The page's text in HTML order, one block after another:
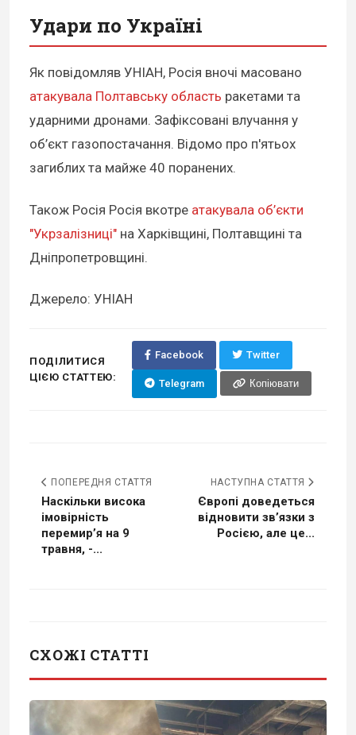
Удари по Україні
Як повідомляв УНІАН, Росія вночі масовано
атакувала Полтавську область ракетами та
ударними дронами. Зафіксовані влучання у
об’єкт газопостачання. Відомо про п'ятьох
загиблих та майже 40 поранених.
Також Росія Росія вкотре атакувала об’єкти
"Укрзалізниці" на Харківщині, Полтавщині та
Дніпропетровщині.
Джерело: УНІАН
ПОДІЛИТИСЯ
ЦІЄЮ СТАТТЕЮ:
Facebook Twitter
Telegram Копіювати
ПОПЕРЕДНЯ СТАТТЯ
Наскільки висока
імовірність
перемир’я на 9
травня, -...
НАСТУПНА СТАТТЯ
Європі доведеться
відновити зв’язки з
Росією, але це...
СХОЖІ СТАТТІ